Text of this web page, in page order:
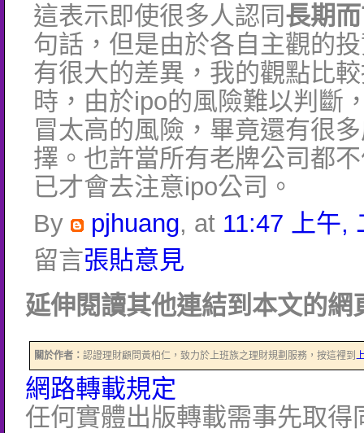
這表示即使很多人認同長期
句話，但是由於各自主觀的
有很大的差異，我的觀點比
時，由於ipo的風險難以判斷
冒太高的風險，畢竟還有很
擇。也許當所有老牌公司都
已才會去注意ipo公司。
By
pjhuang, at 11:47 上午,
留言張貼意見
延伸閱讀其他連結到本文的網
關於作者： 認證理財顧問黃柏仁，致力於上班族之理財規劃服務，按這裡到
網路轉載規定
任何實體出版轉載需事先取得